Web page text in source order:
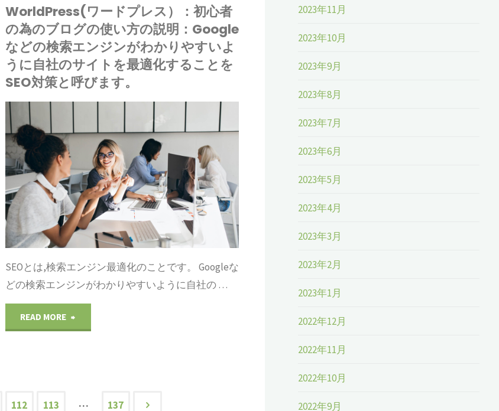
す
る
時
も
エ
ー
が
じ
エ
は
親
と
子
方
を
イ
ス
の
使
い
方
明
：
像
ブ
ド
プ
レ
ス）：
者
の
為
ブ
WorldPress(ワードプレス）：初心者
の為のブログの使い方の説明：Google
などの検索エンジンがわかりやすいよ
うに自社のサイトを最適化することを
SEO対策と呼びます。
SEOとは,検索エンジン最適化のことです。 Googleな
どの検索エンジンがわかりやすいように自社の …
READ MORE
112 113 … 137
2023年11月
2023年10月
2023年9月
2023年8月
2023年7月
2023年6月
2023年5月
2023年4月
2023年3月
2023年2月
2023年1月
2022年12月
2022年11月
2022年10月
2022年9月